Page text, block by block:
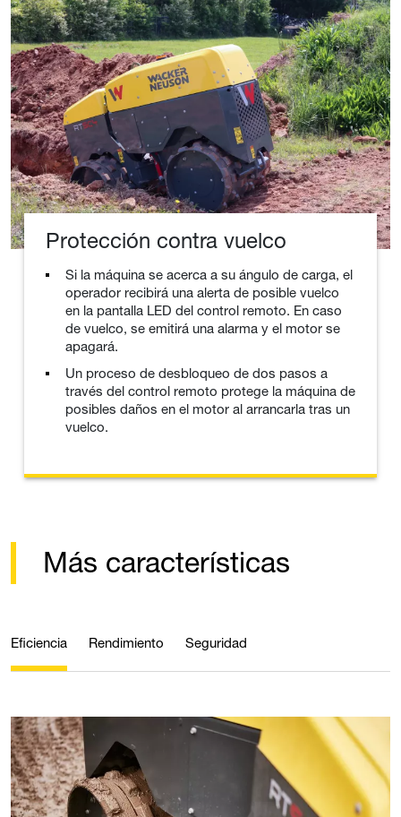
Protección contra vuelco
Si la máquina se acerca a su ángulo de carga, el
operador recibirá una alerta de posible vuelco
en la pantalla LED del control remoto. En caso
de vuelco, se emitirá una alarma y el motor se
apagará.
Un proceso de desbloqueo de dos pasos a
través del control remoto protege la máquina de
posibles daños en el motor al arrancarla tras un
vuelco.
Más características
Eficiencia Rendimiento Seguridad